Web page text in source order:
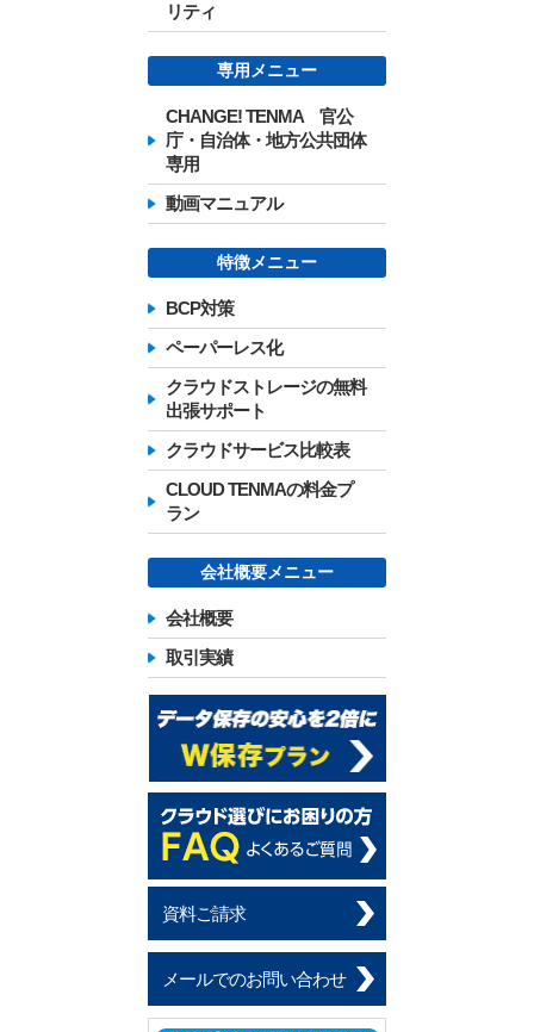
リティ
専用メニュー
CHANGE! TENMA 官公
庁・自治体・地方公共団体
専用
動画マニュアル
特徴メニュー
BCP対策
ペーパーレス化
クラウドストレージの無料
出張サポート
クラウドサービス比較表
CLOUD TENMAの料金プ
ラン
会社概要メニュー
会社概要
取引実績
資料ご請求
メールでのお問い合わせ